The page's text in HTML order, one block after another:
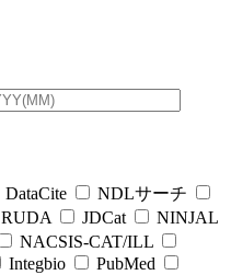
DataCite
NDLサーチ
RUDA JDCat
NINJAL
NACSIS-CAT/ILL
Integbio
PubMed